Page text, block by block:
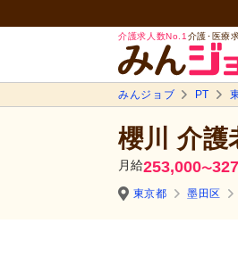
介護求人数No.1 介護･医療
みんジョブ PT
櫻川 介護
月給253,000〜
東京都 墨田区